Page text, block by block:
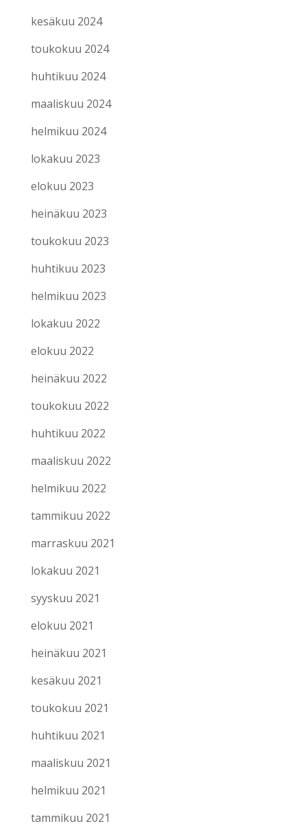
kesäkuu 2024
toukokuu 2024
huhtikuu 2024
maaliskuu 2024
helmikuu 2024
lokakuu 2023
elokuu 2023
heinäkuu 2023
toukokuu 2023
huhtikuu 2023
helmikuu 2023
lokakuu 2022
elokuu 2022
heinäkuu 2022
toukokuu 2022
huhtikuu 2022
maaliskuu 2022
helmikuu 2022
tammikuu 2022
marraskuu 2021
lokakuu 2021
syyskuu 2021
elokuu 2021
heinäkuu 2021
kesäkuu 2021
toukokuu 2021
huhtikuu 2021
maaliskuu 2021
helmikuu 2021
tammikuu 2021